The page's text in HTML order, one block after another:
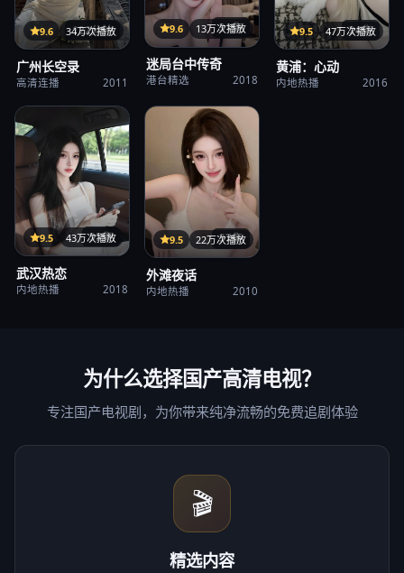
122分钟
9.6 34万次播放
广州长空录
高清连播 2011
31集
9.6 13万次播放
迷局台中传奇
港台精选 2018
24集
9.5 47万次播放
黄浦：心动
内地热播 2016
35集
9.5 43万次播放
武汉热恋
内地热播 2018
37集
9.5 22万次播放
外滩夜话
内地热播 2010
为什么选择国产高清电视？
专注国产电视剧，为你带来纯净流畅的免费追剧体验
🎬
精选内容